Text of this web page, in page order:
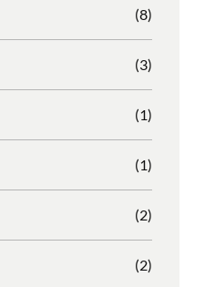
(8)
(3)
(1)
(1)
(2)
(2)